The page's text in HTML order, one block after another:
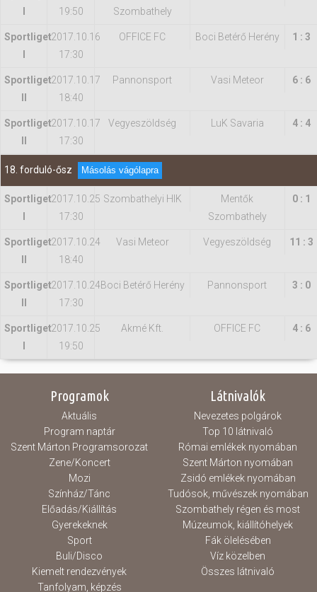
19:50
Szombathely
Sportliget2017.10.16
17:30
OFFICE FC Boci Betérő Herény 1 : 3
Sportliget2017.10.17
18:40
Pannonsport Vasi Meteor 6 : 6
Sportliget2017.10.17
17:30
Vegyeszöldség LuK Savaria 4 : 4
18. forduló-ősz Másolás vágólapra
Sportliget2017.10.25
17:30
Szombathelyi HIK
Mentők
Szombathely
0 : 1
Sportliget2017.10.24
18:40
Vasi Meteor Vegyeszöldség 11 : 3
Sportliget2017.10.24
17:30
Boci Betérő Herény Pannonsport 3 : 0
Sportliget2017.10.25
19:50
Akmé Kft. OFFICE FC 4 : 6
Programok
Aktuális
Program naptár
Szent Márton Programsorozat
Zene/Koncert
Mozi
Színház/Tánc
Előadás/Kiállítás
Gyerekeknek
Sport
Buli/Disco
Kiemelt rendezvények
Tanfolyam, képzés
Látnivalók
Nevezetes polgárok
Top 10 látnivaló
Római emlékek nyomában
Szent Márton nyomában
Zsidó emlékek nyomában
Tudósok, művészek nyomában
Szombathely régen és most
Múzeumok, kiállítóhelyek
Fák ölelésében
Víz közelben
Összes látnivaló